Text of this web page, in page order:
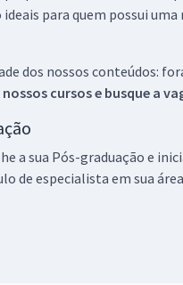
para quem possui
dos nossos conteúdos:
cursos e busque a
a sua Pós-graduação e
de especialista em sua